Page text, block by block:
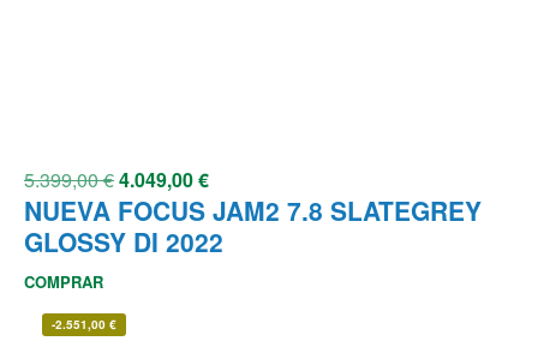
5.399,00€4.049,00€
NUEVA FOCUS JAM2 7.8 SLATEGREY
GLOSSY DI 2022
COMPRAR
-2.551,00 €